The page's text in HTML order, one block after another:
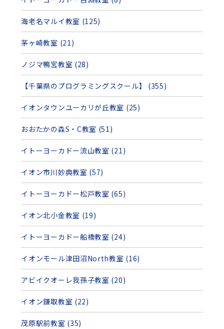
海老名マルイ教室 (125)
茅ヶ崎教室 (21)
ノジマ鴨宮教室 (28)
【千葉県のプログラミングスクール】 (355)
イオンタウンユーカリが丘教室 (25)
おおたかの森S・C教室 (51)
イトーヨーカドー流山教室 (21)
イオン市川妙典教室 (57)
イトーヨーカドー松戸教室 (65)
イオン北小金教室 (19)
イトーヨーカドー船橋教室 (24)
イオンモール津田沼North教室 (16)
アビイクオーレ我孫子教室 (20)
イオン鎌取教室 (22)
茂原駅前教室 (35)